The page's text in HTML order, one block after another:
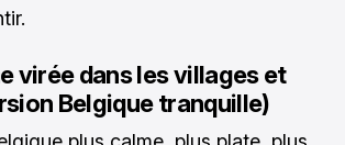
virée dans les villages et
Belgique tranquille)